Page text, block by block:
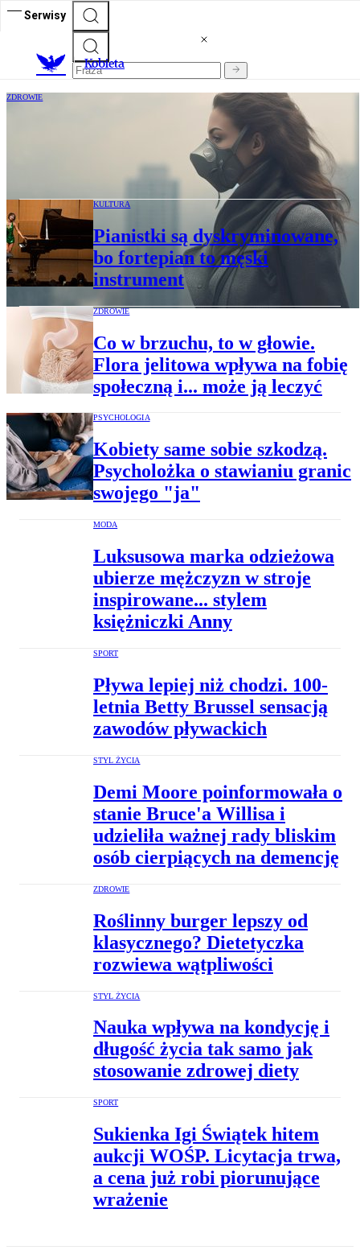
Serwisy
Kobieta
ZDROWIE
Polski smog bardziej szkodliwy od innych
i szczególnie niebezpieczny dla kobiet.
Wyniki badania
KULTURA
Pianistki są dyskryminowane,
bo fortepian to męski
instrument
ZDROWIE
Co w brzuchu, to w głowie.
Flora jelitowa wpływa na fobię
społeczną i... może ją leczyć
PSYCHOLOGIA
Kobiety same sobie szkodzą.
Psycholożka o stawianiu granic
swojego "ja"
MODA
Luksusowa marka odzieżowa
ubierze mężczyzn w stroje
inspirowane... stylem
księżniczki Anny
SPORT
Pływa lepiej niż chodzi. 100-
letnia Betty Brussel sensacją
zawodów pływackich
STYL ŻYCIA
Demi Moore poinformowała o
stanie Bruce'a Willisa i
udzieliła ważnej rady bliskim
osób cierpiących na demencję
ZDROWIE
Roślinny burger lepszy od
klasycznego? Dietetyczka
rozwiewa wątpliwości
STYL ŻYCIA
Nauka wpływa na kondycję i
długość życia tak samo jak
stosowanie zdrowej diety
SPORT
Sukienka Igi Świątek hitem
aukcji WOŚP. Licytacja trwa,
a cena już robi piorunujące
wrażenie